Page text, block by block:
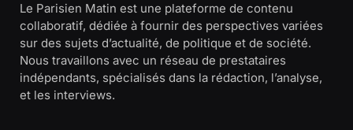
Le Parisien Matin est une plateforme de contenu
collaboratif, dédiée à fournir des perspectives variées
sur des sujets d’actualité, de politique et de société.
Nous travaillons avec un réseau de prestataires
indépendants, spécialisés dans la rédaction, l’analyse,
et les interviews.